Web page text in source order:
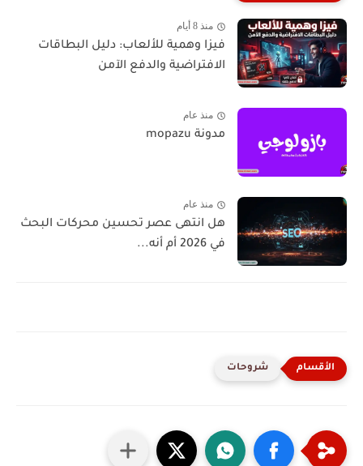
منذ 8 أيام
فيزا وهمية للألعاب: دليل البطاقات
الافتراضية والدفع الآمن
منذ عام
مدونة mopazu
منذ عام
هل انتهى عصر تحسين محركات البحث
في 2026 أم أنه...
شروحات